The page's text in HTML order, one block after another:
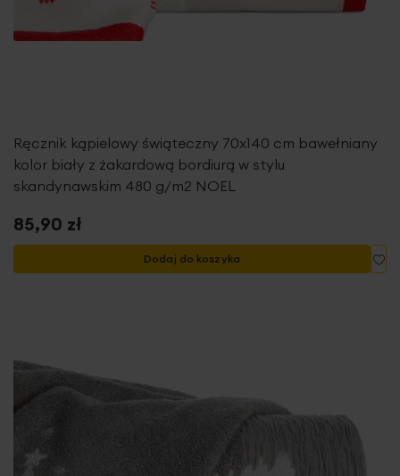
Ręcznik kąpielowy świąteczny 70x140 cm bawełniany
kolor biały z żakardową bordiurą w stylu
skandynawskim 480 g/m2 NOEL
85,90 zł
Dodaj do koszyka